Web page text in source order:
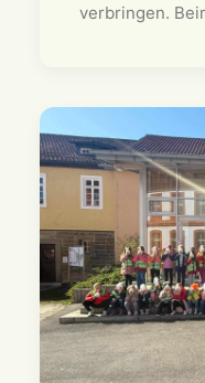
verbringen.